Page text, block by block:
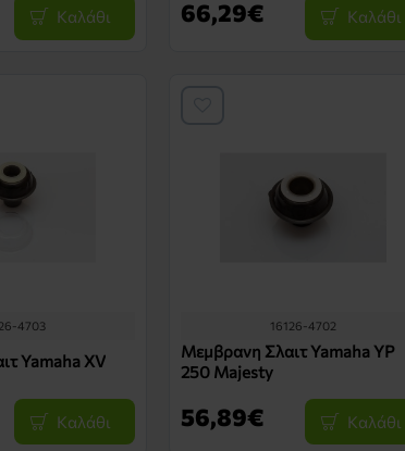
Καλάθι 66,29€ Καλάθι
4703
Yamaha XV
Καλάθι
16126-4702
Μεμβρανη Σλαιτ Yamaha YP
250 Majesty
56,89€ Καλάθι